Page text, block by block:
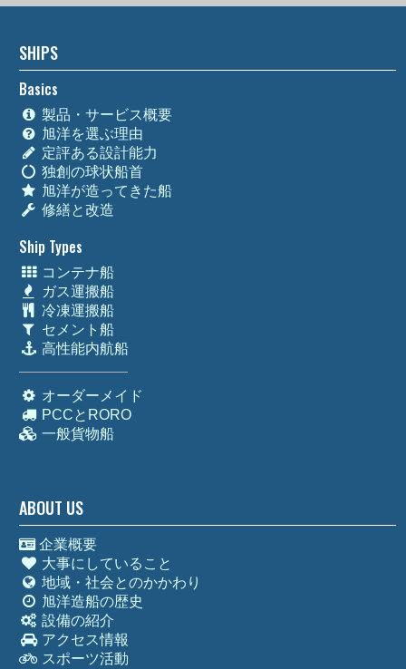
SHIPS
Basics
製品・サービス概要
旭洋を選ぶ理由
定評ある設計能力
独創の球状船首
旭洋が造ってきた船
修繕と改造
Ship Types
コンテナ船
ガス運搬船
冷凍運搬船
セメント船
高性能内航船
オーダーメイド
PCCとRORO
一般貨物船
ABOUT US
企業概要
大事にしていること
地域・社会とのかかわり
旭洋造船の歴史
設備の紹介
アクセス情報
スポーツ活動